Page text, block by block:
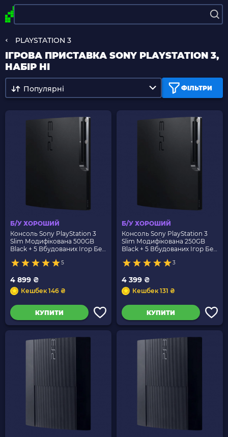
PLAYSTATION 3
ІГРОВА ПРИСТАВКА SONY PLAYSTATION 3,
НАБІР НІ
ФІЛЬТРИ
Популярні
Б/У ХОРОШИЙ
Консоль Sony PlayStation 3
Slim Модифікована 500GB
Black + 5 Вбудованих Ігор Без
5
4 899 ₴
Кешбек 146 ₴
КУПИТИ
Б/У ХОРОШИЙ
Консоль Sony PlayStation 3
Slim Модифікована 250GB
Black + 5 Вбудованих Ігор Без
3
4 399 ₴
Кешбек 131 ₴
КУПИТИ